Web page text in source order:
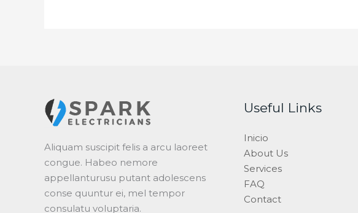
Aliquam suscipit felis a arcu laoreet
congue. Habeo nemore
appellanturusu putant adolescens
conse quuntur ei, mel tempor
consulatu voluptaria.
Useful Links
Inicio
About Us
Services
FAQ
Contact